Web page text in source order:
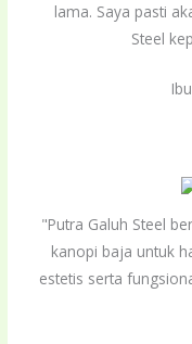
lama. Saya pasti
Steel
"Putra Galuh Steel
kanopi baja untuk
estetis serta